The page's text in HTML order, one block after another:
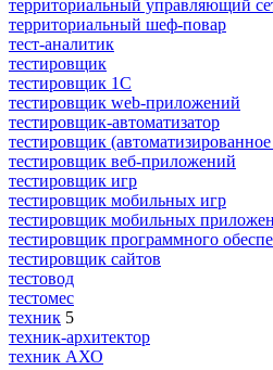
территориальный управляющий
территориальный шеф-повар
тест-аналитик
тестировщик
тестировщик 1С
тестировщик web-приложений
тестировщик-автоматизатор
тестировщик
тестировщик веб-приложений
тестировщик игр
тестировщик мобильных игр
тестировщик мобильных
тестировщик программного
тестировщик сайтов
тестовод
тестомес
техник 5
техник-архитектор
техник АХО